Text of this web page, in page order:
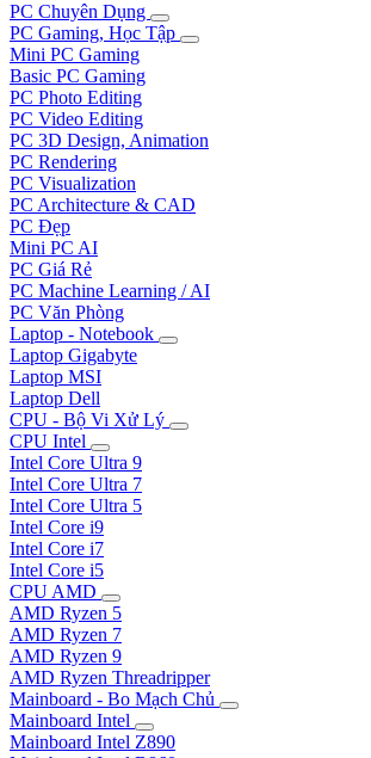
PC Chuyên Dụng
PC Gaming, Học Tập
Mini PC Gaming
Basic PC Gaming
PC Photo Editing
PC Video Editing
PC 3D Design, Animation
PC Rendering
PC Visualization
PC Architecture & CAD
PC Đẹp
Mini PC AI
PC Giá Rẻ
PC Machine Learning / AI
PC Văn Phòng
Laptop - Notebook
Laptop Gigabyte
Laptop MSI
Laptop Dell
CPU - Bộ Vi Xử Lý
CPU Intel
Intel Core Ultra 9
Intel Core Ultra 7
Intel Core Ultra 5
Intel Core i9
Intel Core i7
Intel Core i5
CPU AMD
AMD Ryzen 5
AMD Ryzen 7
AMD Ryzen 9
AMD Ryzen Threadripper
Mainboard - Bo Mạch Chủ
Mainboard Intel
Mainboard Intel Z890